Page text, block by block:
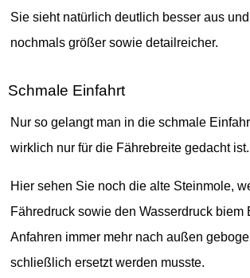
Sie sieht natürlich deutlich besser aus
nochmals größer sowie detailreicher.
Schmale Einfahrt
Nur so gelangt man in die schmale
wirklich nur für die Fährebreite gedacht ist.
Hier sehen Sie noch die alte Steinmole,
Fähredruck sowie den Wasserdruck biem
Anfahren immer mehr nach außen
schließlich ersetzt werden musste.